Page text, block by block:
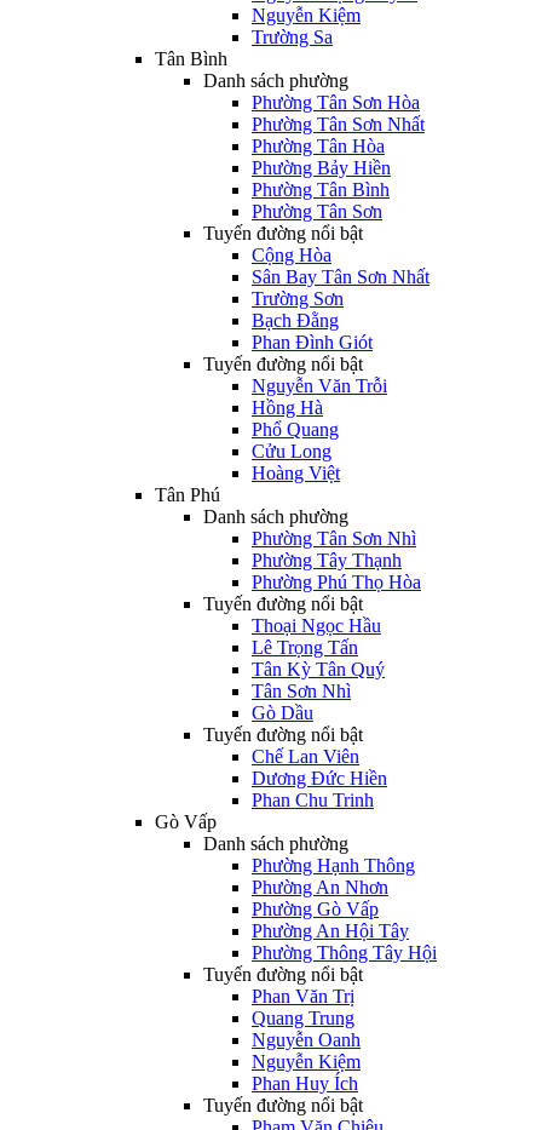
Nguyễn Kiệm
Trường Sa
Tân Bình
Danh sách phường
Phường Tân Sơn Hòa
Phường Tân Sơn Nhất
Phường Tân Hòa
Phường Bảy Hiền
Phường Tân Bình
Phường Tân Sơn
Tuyến đường nổi bật
Cộng Hòa
Sân Bay Tân Sơn Nhất
Trường Sơn
Bạch Đằng
Phan Đình Giót
Tuyến đường nổi bật
Nguyễn Văn Trỗi
Hồng Hà
Phổ Quang
Cửu Long
Hoàng Việt
Tân Phú
Danh sách phường
Phường Tân Sơn Nhì
Phường Tây Thạnh
Phường Phú Thọ Hòa
Tuyến đường nổi bật
Thoại Ngọc Hầu
Lê Trọng Tấn
Tân Kỳ Tân Quý
Tân Sơn Nhì
Gò Dầu
Tuyến đường nổi bật
Chế Lan Viên
Dương Đức Hiền
Phan Chu Trinh
Gò Vấp
Danh sách phường
Phường Hạnh Thông
Phường An Nhơn
Phường Gò Vấp
Phường An Hội Tây
Phường Thông Tây Hội
Tuyến đường nổi bật
Phan Văn Trị
Quang Trung
Nguyễn Oanh
Nguyễn Kiệm
Phan Huy Ích
Tuyến đường nổi bật